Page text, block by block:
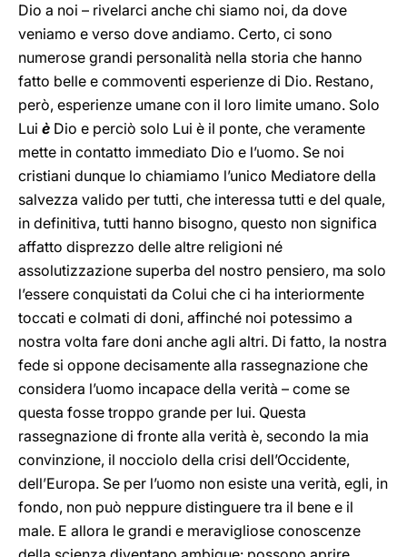
Dio a noi – rivelarci anche chi siamo noi, da dove
veniamo e verso dove andiamo. Certo, ci sono
numerose grandi personalità nella storia che hanno
fatto belle e commoventi esperienze di Dio. Restano,
però, esperienze umane con il loro limite umano. Solo
Lui è Dio e perciò solo Lui è il ponte, che veramente
mette in contatto immediato Dio e l’uomo. Se noi
cristiani dunque lo chiamiamo l’unico Mediatore della
salvezza valido per tutti, che interessa tutti e del quale,
in definitiva, tutti hanno bisogno, questo non significa
affatto disprezzo delle altre religioni né
assolutizzazione superba del nostro pensiero, ma solo
l’essere conquistati da Colui che ci ha interiormente
toccati e colmati di doni, affinché noi potessimo a
nostra volta fare doni anche agli altri. Di fatto, la nostra
fede si oppone decisamente alla rassegnazione che
considera l’uomo incapace della verità – come se
questa fosse troppo grande per lui. Questa
rassegnazione di fronte alla verità è, secondo la mia
convinzione, il nocciolo della crisi dell’Occidente,
dell’Europa. Se per l’uomo non esiste una verità, egli, in
fondo, non può neppure distinguere tra il bene e il
male. E allora le grandi e meravigliose conoscenze